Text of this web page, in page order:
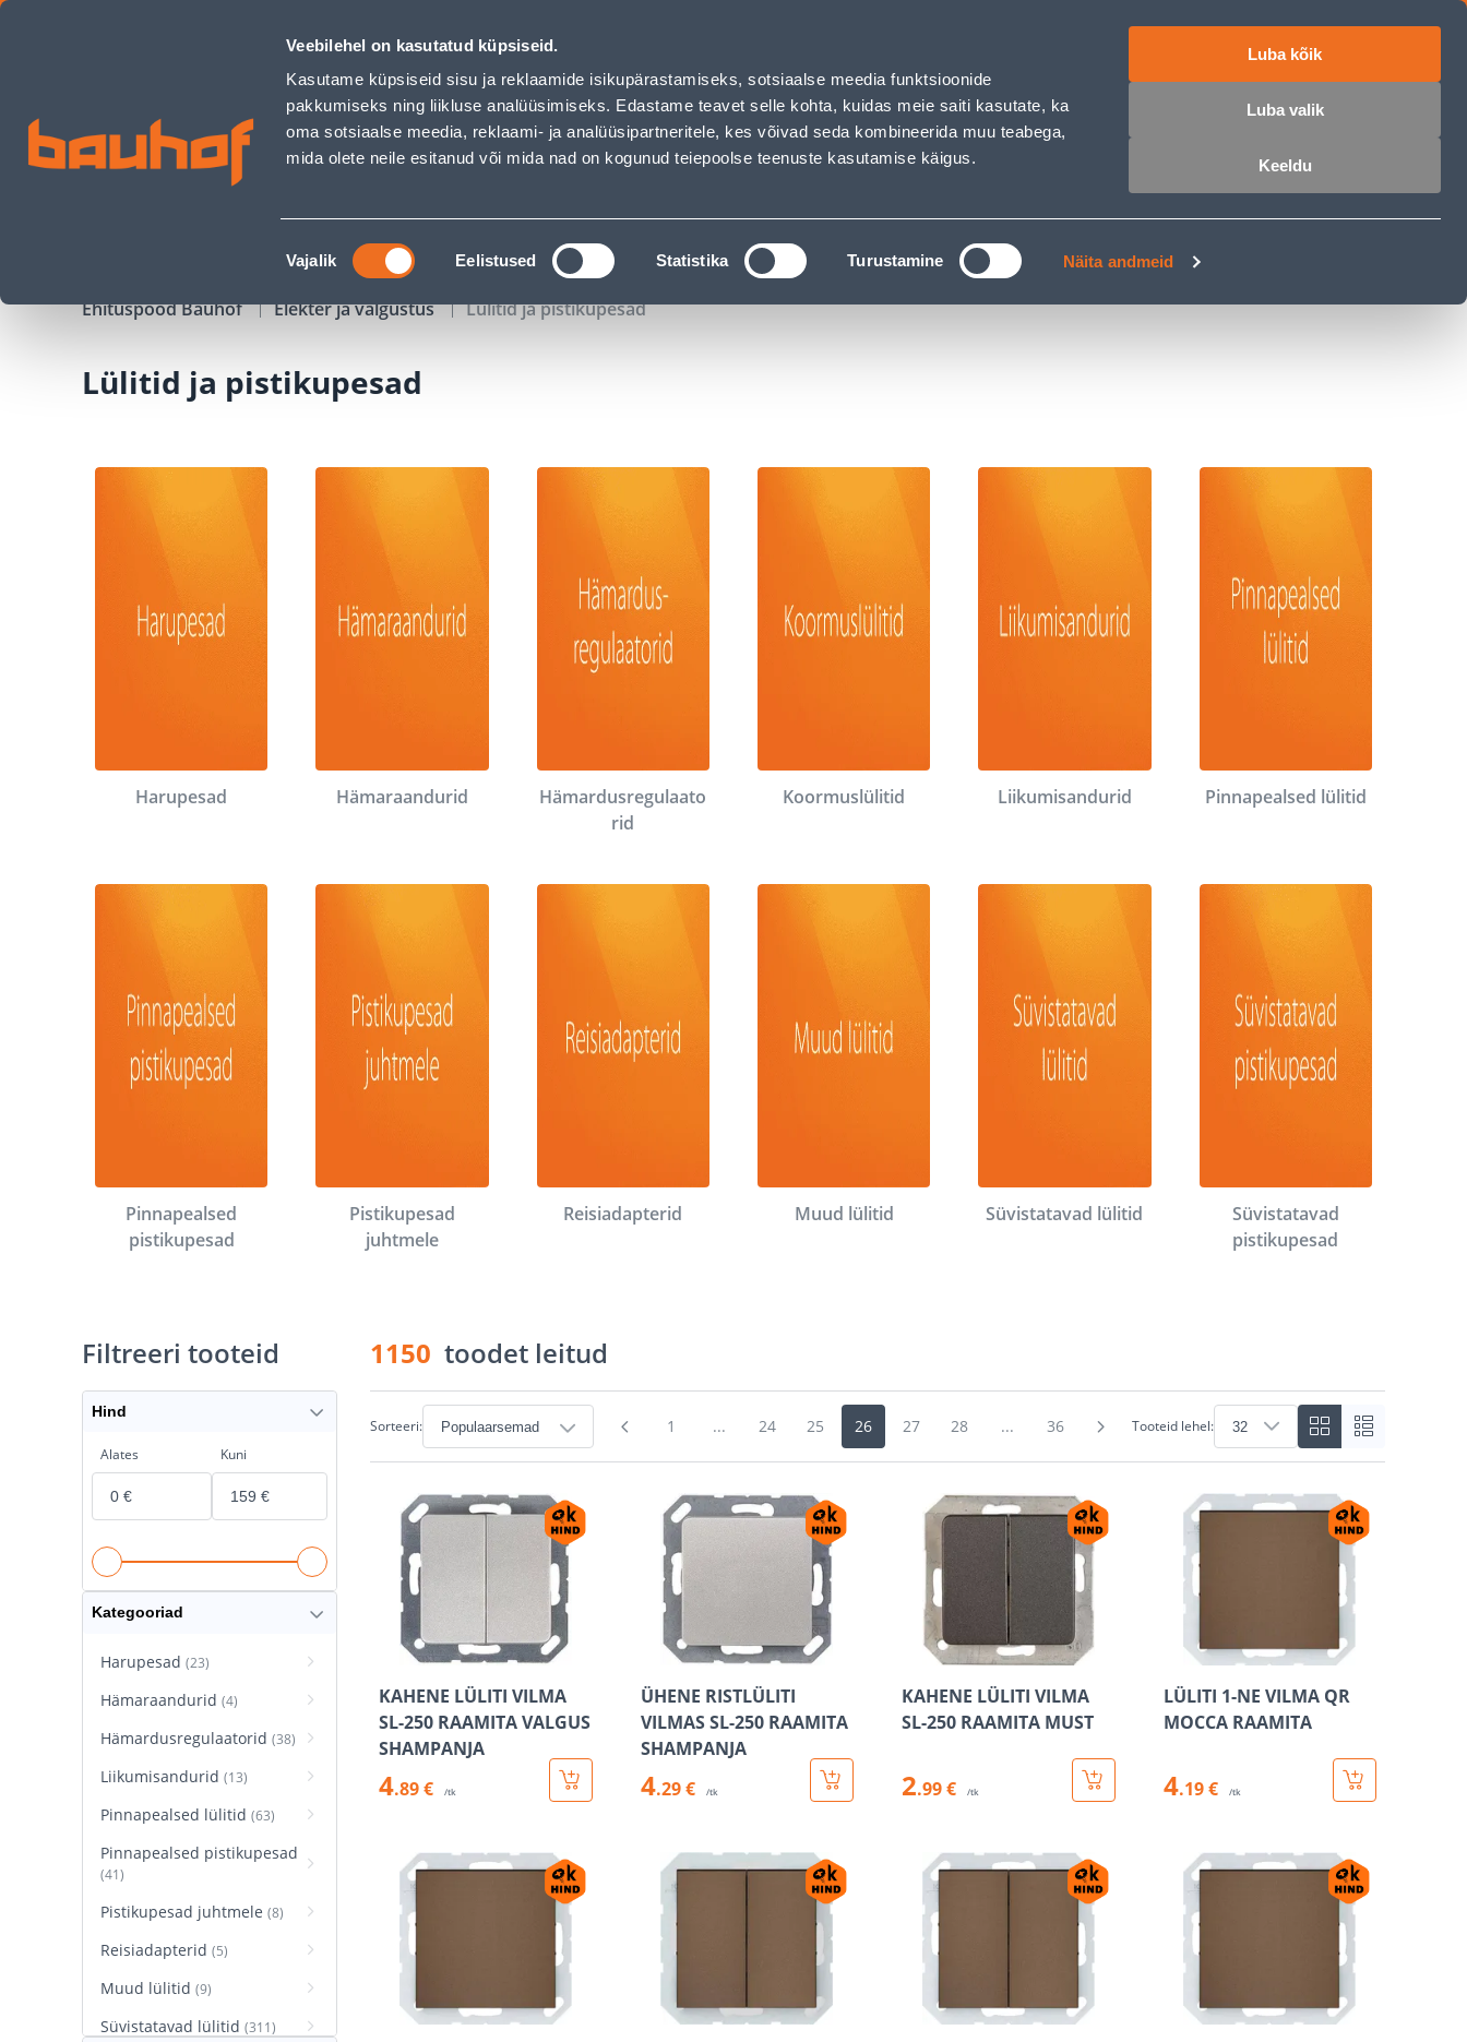
Veebilehel on kasutatud küpsiseid.
Kasutame küpsiseid sisu ja reklaamide isikupärastamiseks, sotsiaalse meedia funktsioonide
pakkumiseks ning liikluse analüüsimiseks. Edastame teavet selle kohta, kuidas meie saiti kasutate, ka
oma sotsiaalse meedia, reklaami- ja analüüsipartneritele, kes võivad seda kombineerida muu teabega,
mida olete neile esitanud või mida nad on kogunud teiepoolse teenuste kasutamise käigus.
Nõusoleku
valik
Vajalik Eelistused Statistika Turustamine Näita andmeid
Luba kõik
Luba valik
Keeldu
Lülitid ja pistikupesad - Bauhof has loaded
Äriklienditeenindus Klienditeenindus Teenused Karjäärileht
OTSI Logi sisse
KAMPAANIAD KATALOOGID TÖÖRIISTALAENUTUS JÄRELMAKS
Ehituspood Bauhof Elekter ja valgustus Lülitid ja pistikupesad
Lülitid ja pistikupesad
Harupesad Hämaraandurid
Hämardusregulaato
rid
Koormuslülitid Liikumisandurid Pinnapealsed lülitid
Pinnapealsed
pistikupesad
Pistikupesad
juhtmele
Reisiadapterid Muud lülitid Süvistatavad lülitid
Süvistatavad
pistikupesad
1150 toodet leitud
Sorteeri: 1 ... 24 25 26 27 28 ... 36 Tooteid lehel:
KAHENE LÜLITI VILMA
SL-250 RAAMITA VALGUS
SHAMPANJA
4.89 € /tk
ÜHENE RISTLÜLITI
VILMAS SL-250 RAAMITA
SHAMPANJA
4.29 € /tk
KAHENE LÜLITI VILMA
SL-250 RAAMITA MUST
2.99 € /tk
LÜLITI 1-NE VILMA QR
MOCCA RAAMITA
4.19 € /tk
Filtreeri tooteid
Hind
Alates Kuni
Kategooriad
Harupesad (23)
Hämaraandurid (4)
Hämardusregulaatorid (38)
Liikumisandurid (13)
Pinnapealsed lülitid (63)
Pinnapealsed pistikupesad
(41)
Pistikupesad juhtmele (8)
Reisiadapterid (5)
Muud lülitid (9)
Süvistatavad lülitid (311)